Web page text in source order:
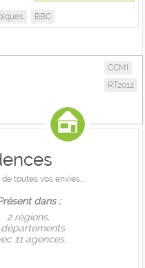
BBC
CCMI
RT2012
toutes vos envies...
dans :
2 règions,
11 agences.